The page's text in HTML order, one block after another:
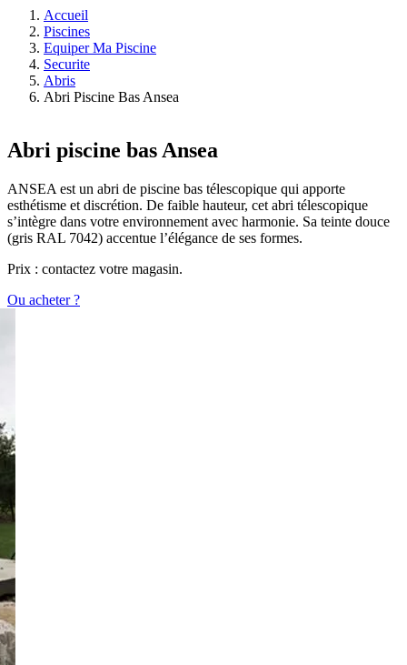
Accueil
Piscines
Equiper Ma Piscine
Securite
Abris
Abri Piscine Bas Ansea
Abri piscine bas Ansea
ANSEA est un abri de piscine bas télescopique qui apporte
esthétisme et discrétion. De faible hauteur, cet abri télescopique
s’intègre dans votre environnement avec harmonie. Sa teinte douce
(gris RAL 7042) accentue l’élégance de ses formes.
Prix : contactez votre magasin.
Ou acheter ?